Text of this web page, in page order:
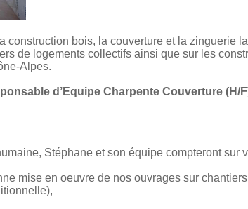
construction bois, la couverture et la zinguerie
de logements collectifs ainsi que sur les
Alpes.
d’Equipe Charpente Couverture (H/
Stéphane et son équipe compteront sur
mise en oeuvre de nos ouvrages sur chantiers